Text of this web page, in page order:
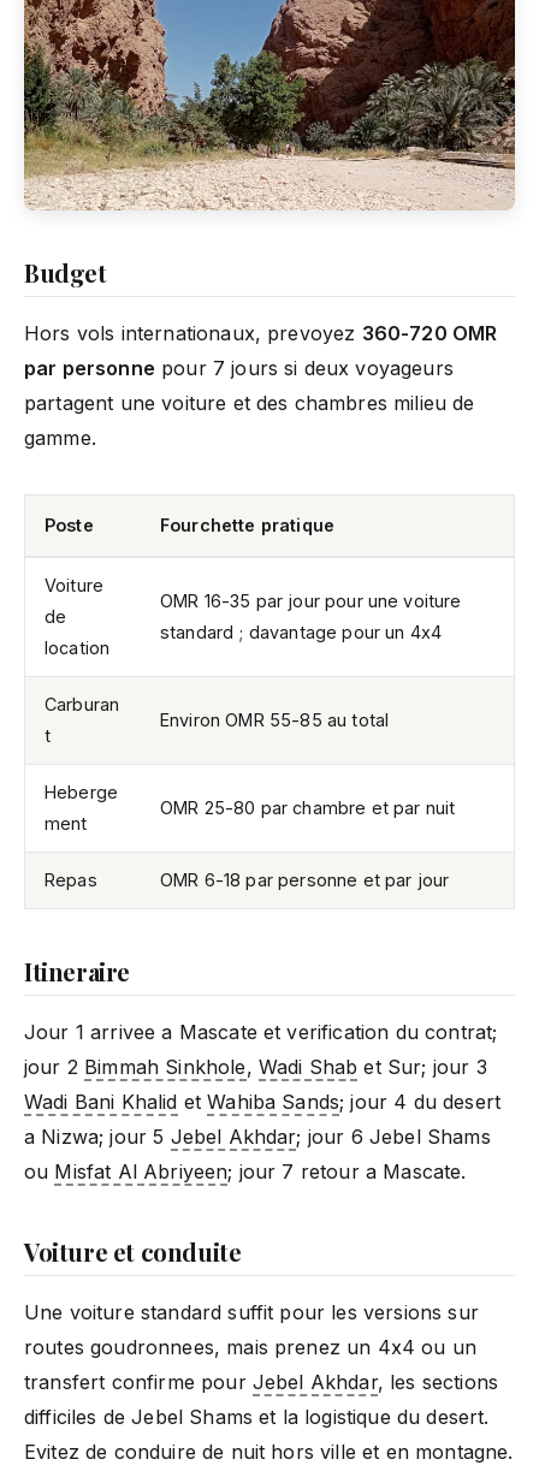
Budget
Hors vols internationaux, prevoyez 360-720 OMR
par personne pour 7 jours si deux voyageurs
partagent une voiture et des chambres milieu de
gamme.
Poste Fourchette pratique
Voiture
de
location
OMR 16-35 par jour pour une voiture
standard ; davantage pour un 4x4
Carburan
t
Environ OMR 55-85 au total
Heberge
ment
OMR 25-80 par chambre et par nuit
Repas OMR 6-18 par personne et par jour
Itineraire
Jour 1 arrivee a Mascate et verification du contrat;
jour 2 Bimmah Sinkhole, Wadi Shab et Sur; jour 3
Wadi Bani Khalid etWahiba Sands; jour 4 du desert
a Nizwa; jour 5 Jebel Akhdar; jour 6 Jebel Shams
ou Misfat Al Abriyeen; jour 7 retour a Mascate.
Voiture et conduite
Une voiture standard suffit pour les versions sur
routes goudronnees, mais prenez un 4x4 ou un
transfert confirme pour Jebel Akhdar, les sections
difficiles de Jebel Shams et la logistique du desert.
Evitez de conduire de nuit hors ville et en montagne.